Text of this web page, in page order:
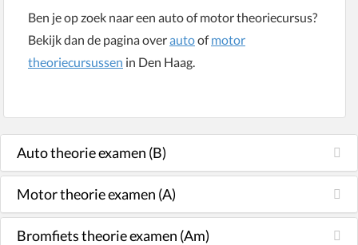
Ben je op zoek naar een auto of motor theoriecursus?
Bekijk dan de pagina overautoofmotor
theoriecursussen in Den Haag.
Auto theorie examen (B)
Motor theorie examen (A)
Bromfiets theorie examen (Am)